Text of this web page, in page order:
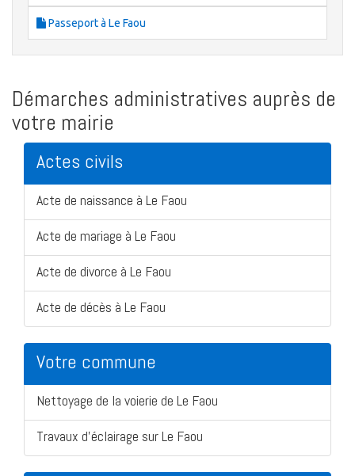
Passeport à Le Faou
Démarches administratives auprès de
votre mairie
Actes civils
Acte de naissance à Le Faou
Acte de mariage à Le Faou
Acte de divorce à Le Faou
Acte de décès à Le Faou
Votre commune
Nettoyage de la voierie de Le Faou
Travaux d'éclairage sur Le Faou